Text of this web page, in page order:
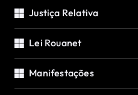
Justiça Relativa
Lei Rouanet
Manifestações